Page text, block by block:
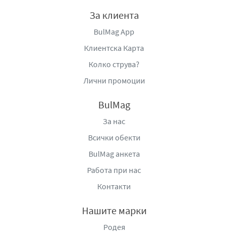
За клиента
BulMag App
Клиентска Карта
Колко струва?
Лични промоции
BulMag
За нас
Всички обекти
BulMag анкета
Работа при нас
Контакти
Нашите марки
Родея